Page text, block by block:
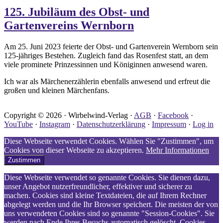
125. Jubiläum des Obst- und
Gartenvereins Wernborn
Am 25. Juni 2023 feierte der Obst- und Gartenverein Wernborn sein
125-jähriges Bestehen. Zugleich fand das Rosenfest statt, an dem
viele prominete Prinzessinnen und Königinnen anwesend waren.
Ich war als Märchenerzählerin ebenfalls anwesend und erfreut die
großen und kleinen Märchenfans.
Copyright © 2026 · Wirbelwind-Verlag · AGB · Facebook ·
YouTube · Instagram · Datenschutzerklärung · Impressum · Log in
Diese Webseite verwendet Cookies. Wählen Sie "Zustimmen", um
Cookies von dieser Webseite zu akzeptieren. Mehr Informationen
Zustimmen
Diese Webseite verwendet so genannte Cookies. Sie dienen dazu,
unser Angebot nutzerfreundlicher, effektiver und sicherer zu
machen. Cookies sind kleine Textdateien, die auf Ihrem Rechner
abgelegt werden und die Ihr Browser speichert. Die meisten der von
uns verwendeten Cookies sind so genannte "Session-Cookies". Sie